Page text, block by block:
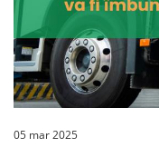
05 mar 2025